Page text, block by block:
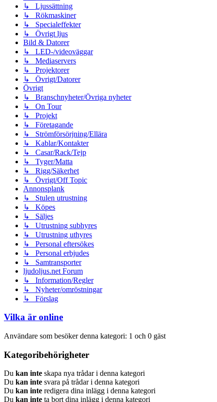
↳ Ljussättning
↳ Rökmaskiner
↳ Specialeffekter
↳ Övrigt ljus
Bild & Datorer
↳ LED-/videoväggar
↳ Mediaservers
↳ Projektorer
↳ Övrigt/Datorer
Övrigt
↳ Branschnyheter/Övriga nyheter
↳ On Tour
↳ Projekt
↳ Företagande
↳ Strömförsörjning/Ellära
↳ Kablar/Kontakter
↳ Casar/Rack/Tejp
↳ Tyger/Matta
↳ Rigg/Säkerhet
↳ Övrigt/Off Topic
Annonsplank
↳ Stulen utrustning
↳ Köpes
↳ Säljes
↳ Utrustning subhyres
↳ Utrustning uthyres
↳ Personal eftersökes
↳ Personal erbjudes
↳ Samtransporter
ljudoljus.net Forum
↳ Information/Regler
↳ Nyheter/omröstningar
↳ Förslag
Vilka är online
Användare som besöker denna kategori: 1 och 0 gäst
Kategoribehörigheter
Du kan inte skapa nya trådar i denna kategori
Du kan inte svara på trådar i denna kategori
Du kan inte redigera dina inlägg i denna kategori
Du kan inte ta bort dina inlägg i denna kategori